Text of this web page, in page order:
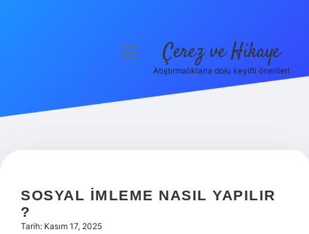
Hakkımızda
menüyü Çerez ve Hikaye
Atıştırmalıklarla dolu keyifli öneriler!
SOSYAL IMLEME NASIL YAPILIR
?
Tarih: Kasım 17, 2025